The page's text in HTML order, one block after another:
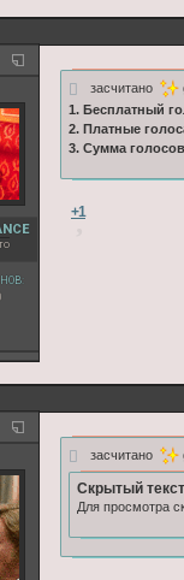
засчитано
1. Бесплатный
2. Платные
3. Сумма
+1
засчитано
Скрытый
Для просмотра